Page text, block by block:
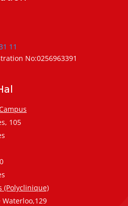
11
No:0256963391
105
(Polyclinique)